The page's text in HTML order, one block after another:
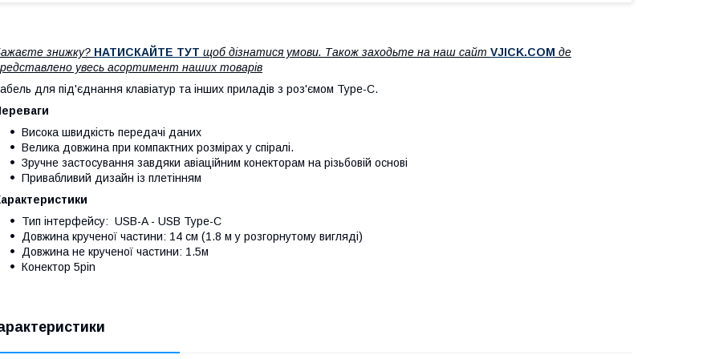
знижку? НАТИСКАЙТЕ ТУТ щоб дізнатися умови. Також заходьте на наш сайт VJICK.COM де
увесь асортимент наших товарів
для під'єднання клавіатур та інших приладів з роз'ємом Type-C.
Висока швидкість передачі даних
Велика довжина при компактних розмірах у спіралі.
Зручне застосування завдяки авіаційним конекторам на різьбовій основі
Привабливий дизайн із плетінням
Тип інтерфейсу: USB-A - USB Type-C
Довжина крученої частини: 14 см (1.8 м у розгорнутому вигляді)
Довжина не крученої частини: 1.5м
Конектор 5pin